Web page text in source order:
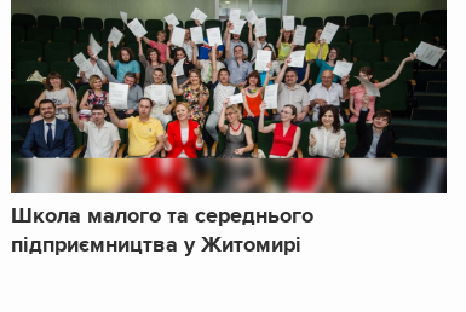
Школа малого та середнього
підприємництва у Житомирі